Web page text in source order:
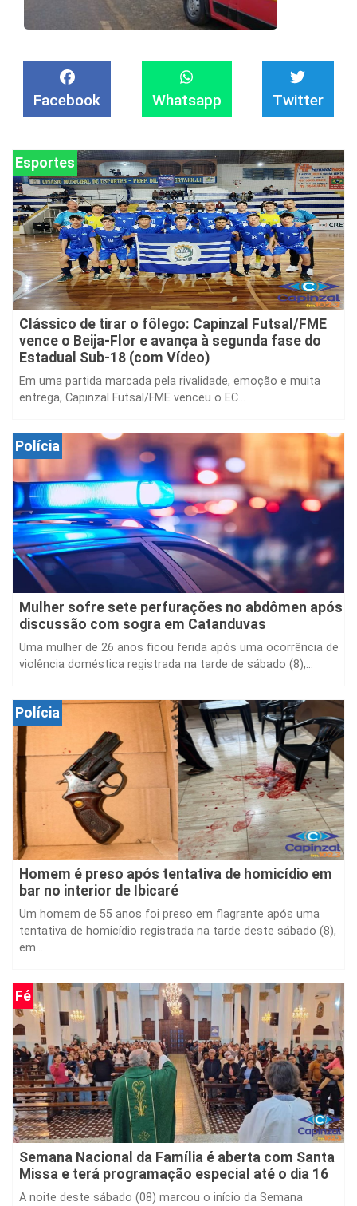
Facebook Whatsapp Twitter
Esportes
Clássico de tirar o fôlego: Capinzal Futsal/FME
vence o Beija-Flor e avança à segunda fase do
Estadual Sub-18 (com Vídeo)
Em uma partida marcada pela rivalidade, emoção e muita
entrega, Capinzal Futsal/FME venceu o EC...
Polícia
Mulher sofre sete perfurações no abdômen após
discussão com sogra em Catanduvas
Uma mulher de 26 anos ficou ferida após uma ocorrência de
violência doméstica registrada na tarde de sábado (8),...
Polícia
Homem é preso após tentativa de homicídio em
bar no interior de Ibicaré
Um homem de 55 anos foi preso em flagrante após uma
tentativa de homicídio registrada na tarde deste sábado (8),
em...
Fé
Semana Nacional da Família é aberta com Santa
Missa e terá programação especial até o dia 16
A noite deste sábado (08) marcou o início da Semana